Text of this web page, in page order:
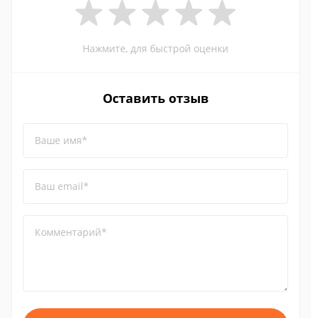
Нажмите, для быстрой оценки
Оставить отзыв
Ваше имя*
Ваш email*
Комментарий*